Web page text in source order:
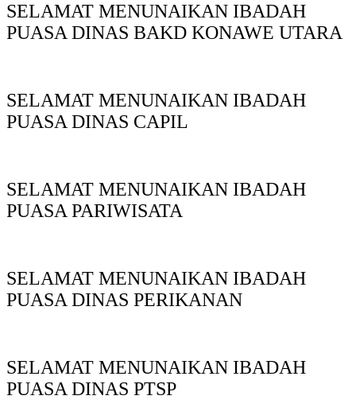
SELAMAT MENUNAIKAN IBADAH
PUASA DINAS BAKD KONAWE UTARA
SELAMAT MENUNAIKAN IBADAH
PUASA DINAS CAPIL
SELAMAT MENUNAIKAN IBADAH
PUASA PARIWISATA
SELAMAT MENUNAIKAN IBADAH
PUASA DINAS PERIKANAN
SELAMAT MENUNAIKAN IBADAH
PUASA DINAS PTSP